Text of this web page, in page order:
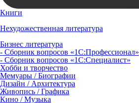
Книги
Нехудожественная литература
Бизнес литература
- Сборник вопросов «1С:Профессионал»
- Сборник вопросов «1С:Специалист»
Хобби и творчество
Мемуары / Биографии
Дизайн / Архитектура
Живопись / Графика
Кино / Музыка